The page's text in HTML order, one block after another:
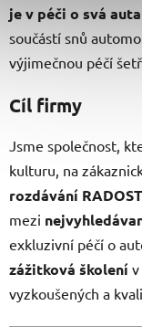
je v péči o svá
součástí snů
výjimečnou péčí
Cíl firmy
Jsme společnost,
kulturu, na
rozdávání
mezi
exkluzivní péčí o
zážitková školení
vyzkoušených a